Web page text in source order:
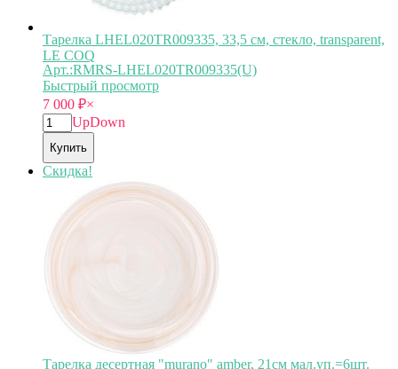
Тарелка LHEL020TR009335, 33,5 см, стекло, transparent,
LE COQ
Арт.:RMRS-LHEL020TR009335(U)
Быстрый просмотр
7 000 ₽×
UpDown
Купить
Скидка!
Тарелка десертная "murano" amber, 21см мал.уп.=6шт.